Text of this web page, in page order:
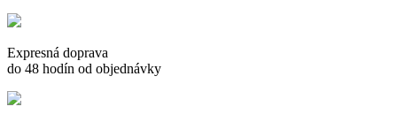
Expresná doprava
do 48 hodín od objednávky